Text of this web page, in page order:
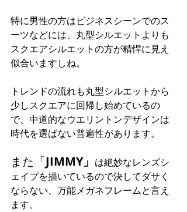
特に男性の方はビジネスシーンでのス
ーツなどには、丸型シルエットよりも
スクエアシルエットの方が精悍に見え
似合いますしね。
トレンドの流れも丸型シルエットから
少しスクエアに回帰し始めているの
で、中道的なウエリントンデザインは
時代を選ばない普遍性があります。
また「JIMMY」 は絶妙なレンズシ
ェイプを描いているので決してダサく
ならない、万能メガネフレームと言え
ます。